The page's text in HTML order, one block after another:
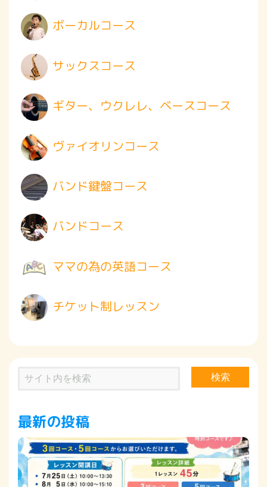
ボーカルコース
サックスコース
ギター、ウクレレ、ベースコース
ヴァイオリンコース
バンド鍵盤コース
バンドコース
ママの為の英語コース
チケット制レッスン
検索
最新の投稿